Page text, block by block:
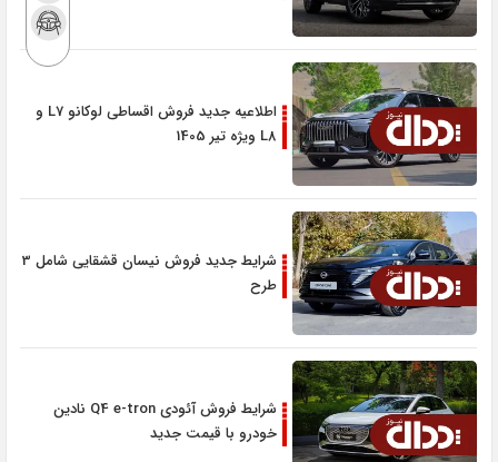
اطلاعیه جدید فروش اقساطی لوکانو L7 و
L8 ویژه تیر 1405
شرایط جدید فروش نیسان قشقایی شامل 3
طرح
شرایط فروش آئودی Q4 e-tron نادین
خودرو با قیمت جدید